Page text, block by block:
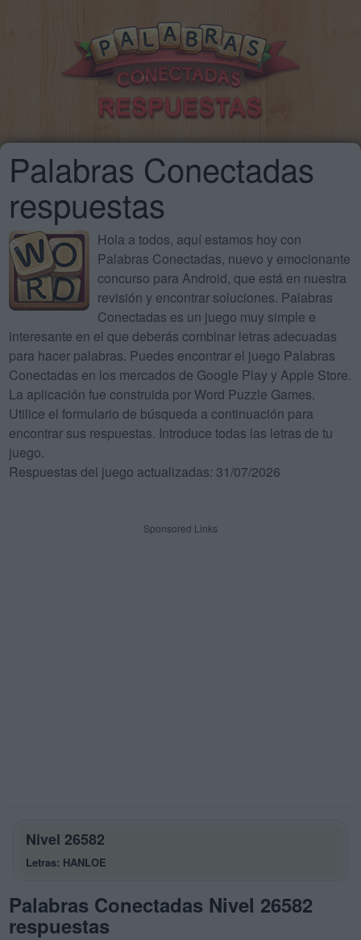
Palabras Conectadas
respuestas
Hola a todos, aquí estamos hoy con
Palabras Conectadas, nuevo y emocionante
concurso para Android, que está en nuestra
revisión y encontrar soluciones. Palabras
Conectadas es un juego muy simple e
interesante en el que deberás combinar letras adecuadas
para hacer palabras. Puedes encontrar el juego Palabras
Conectadas en los mercados de Google Play y Apple Store.
La aplicación fue construida por Word Puzzle Games.
Utilice el formulario de búsqueda a continuación para
encontrar sus respuestas. Introduce todas las letras de tu
juego.
Respuestas del juego actualizadas: 31/07/2026
Sponsored Links
Nivel 26582
Letras: HANLOE
Palabras Conectadas Nivel 26582
respuestas